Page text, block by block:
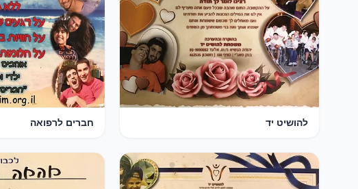
להושיט יד חברים לרפואה